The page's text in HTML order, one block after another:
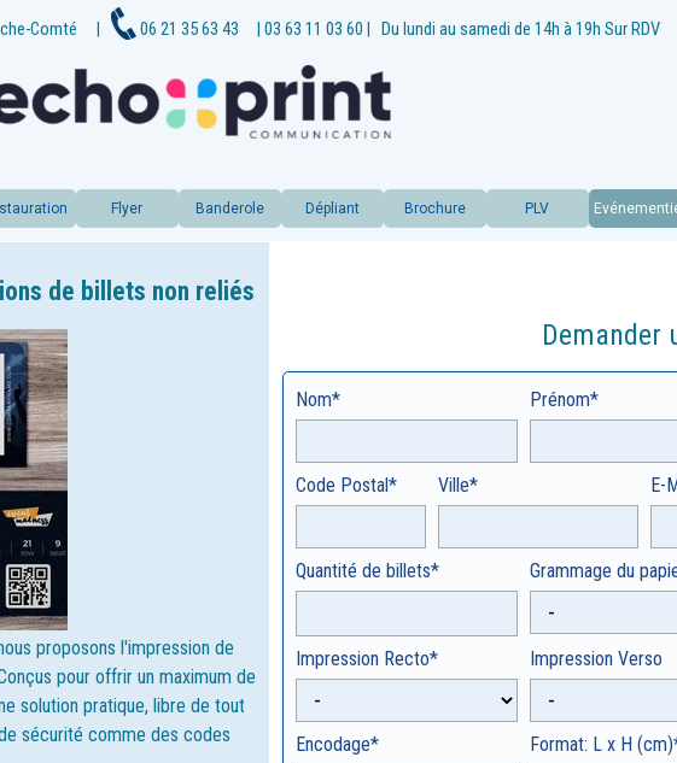
Comté | 06 21 35 63 43 | 03 63 11 03 60 | Du lundi au samedi de 14h à 19h Sur RDV
Flyer Banderole Dépliant Brochure PLV
de billets non reliés
proposons l'impression de
pour offrir un maximum de
solution pratique, libre de tout
sécurité comme des codes
Demander
Nom* Prénom*
Code Postal* Ville* E-
Quantité de billets* Grammage du
Impression Recto* Impression Verso
Encodage* Format: L x H